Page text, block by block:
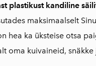
plastikust kandiline
maksimaalselt
hea ka üksteise otsa
oma kuivaineid, snäkke